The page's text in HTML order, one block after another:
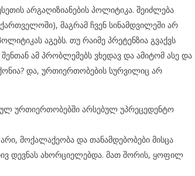
არგაღიზიანების პოლიტიკა. შეიძლება
მაგრამ ჩვენ სინამდვილეში არ
აგებს. თუ რაიმე პრეტენზია გვაქვს
ამ პრობლემებს ვხედავ და ამიტომ ასე და
და, ურთიერთობების სურვილიც არ
ურთიერთობებში არსებულ უპრეცედენტო
მოქალაქეობა და თანამდებობები მისცა
დევნას ახორციელებდა. მათ შორის, ყოფილ